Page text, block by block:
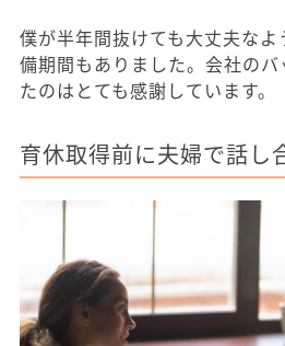
僕が半年間抜けても大丈夫な
備期間もありました。会社の
たのはとても感謝しています。
育休取得前に夫婦で話し